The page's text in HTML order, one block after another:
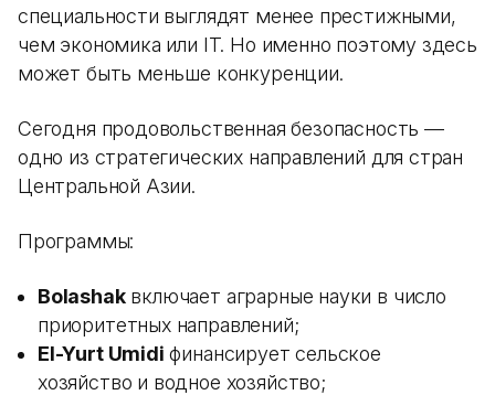
специальности выглядят менее престижными,
чем экономика или IT. Но именно поэтому здесь
может быть меньше конкуренции.
Сегодня продовольственная безопасность —
одно из стратегических направлений для стран
Центральной Азии.
Программы:
Bolashakвключает аграрные науки в число
приоритетных направлений;
El-Yurt Umidi финансирует сельское
хозяйство и водное хозяйство;